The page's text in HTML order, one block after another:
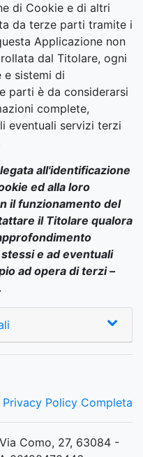
di Cookie e di altri
da terze parti tramite i
Applicazione non
dal Titolare, ogni
e sistemi di
parti è da considerarsi
complete,
eventuali servizi terzi
all'identificazione
ed alla loro
il funzionamento del
il Titolare qualora
e ad eventuali
ad opera di terzi –
Policy Completa
Como, 27, 63084 -